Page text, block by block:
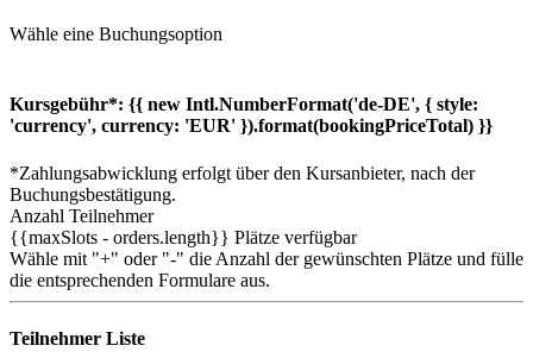
Wähle eine Buchungsoption
Kursgebühr*: {{ new Intl.NumberFormat('de-DE', { style:
'currency', currency: 'EUR' }).format(bookingPriceTotal) }}
*Zahlungsabwicklung erfolgt über den Kursanbieter, nach der
Buchungsbestätigung.
Anzahl Teilnehmer
{{maxSlots - orders.length}} Plätze verfügbar
Wähle mit "+" oder "-" die Anzahl der gewünschten Plätze und fülle
die entsprechenden Formulare aus.
Teilnehmer Liste